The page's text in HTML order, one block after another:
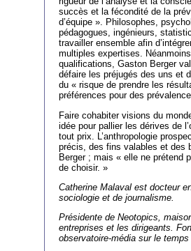
succès et la fécondité de la
d’équipe ». Philosophes,
pédagogues, ingénieurs,
travailler ensemble afin
multiples expertises.
qualifications, Gaston Berger
défaire les préjugés des uns et
du « risque de prendre les
préférences pour des
Faire cohabiter visions du
idée pour pallier les dérives de
tout prix. L’anthropologie
précis, des fins valables et des
Berger ; mais « elle ne prétend
de choisir. »
Catherine Malaval est docteur
sociologie et de journalisme.
Présidente de Neotopics,
entreprises et les dirigeants.
observatoire-média sur le